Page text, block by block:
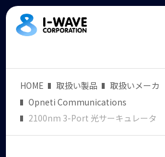
HOME 取扱い製品
取扱いメーカ
Opneti Communications
2100nm 3-Port 光サーキュレータ